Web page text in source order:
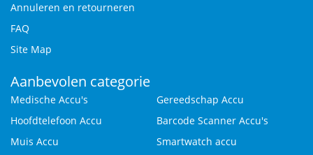
Annuleren en retourneren
FAQ
Site Map
Aanbevolen categorie
Medische Accu's
Gereedschap Accu
Hoofdtelefoon Accu
Barcode Scanner Accu's
Muis Accu
Smartwatch accu